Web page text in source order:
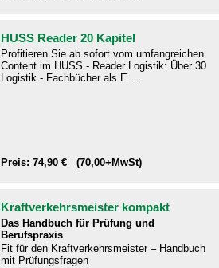
HUSS Reader 20 Kapitel
Profitieren Sie ab sofort vom umfangreichen
Content im HUSS - Reader Logistik: Über 30
Logistik - Fachbücher als E ...
Preis: 74,90 € (70,00+MwSt)
Kraftverkehrsmeister kompakt
Das Handbuch für Prüfung und
Berufspraxis
Fit für den Kraftverkehrsmeister – Handbuch
mit Prüfungsfragen​